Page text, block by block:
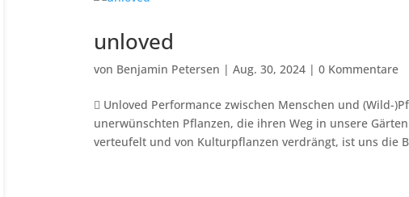
unloved
von Benjamin Petersen | Aug. 30, 2024| 0 Kommentare
 Unloved Performance zwischen Menschen und (Wild-
unerwünschten Pflanzen, die ihren Weg in unsere
verteufelt und von Kulturpflanzen verdrängt, ist uns die